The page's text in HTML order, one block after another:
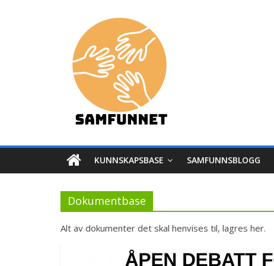
Samfunnet
Stedet
lever!
KUNNSKAPSBASE SAMFUNNSBLOGG
Dokumentbase
Alt av dokumenter det skal henvises til, lagres her.